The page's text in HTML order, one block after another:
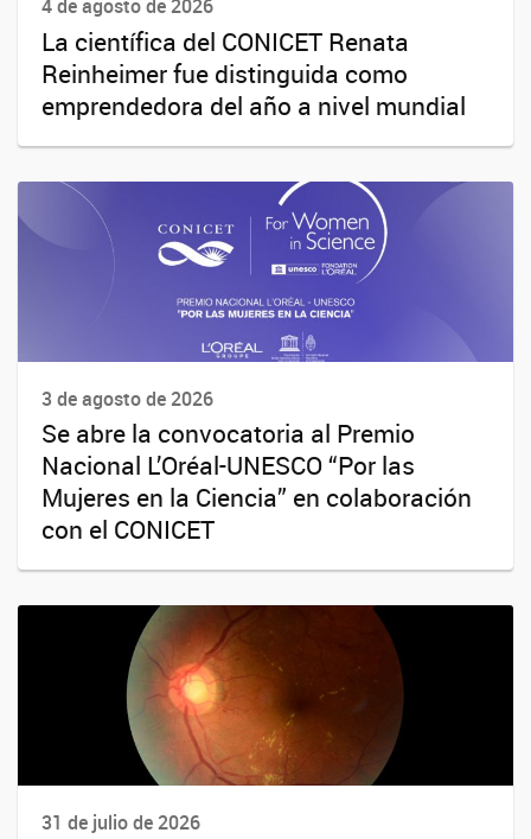
4 de agosto de 2026
La científica del CONICET Renata
Reinheimer fue distinguida como
emprendedora del año a nivel mundial
3 de agosto de 2026
Se abre la convocatoria al Premio
Nacional L’Oréal-UNESCO “Por las
Mujeres en la Ciencia” en colaboración
con el CONICET
31 de julio de 2026